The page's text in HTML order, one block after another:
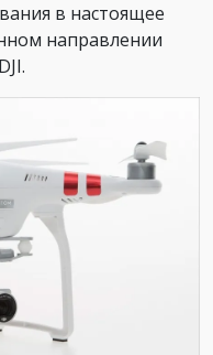
в настоящее
направлении